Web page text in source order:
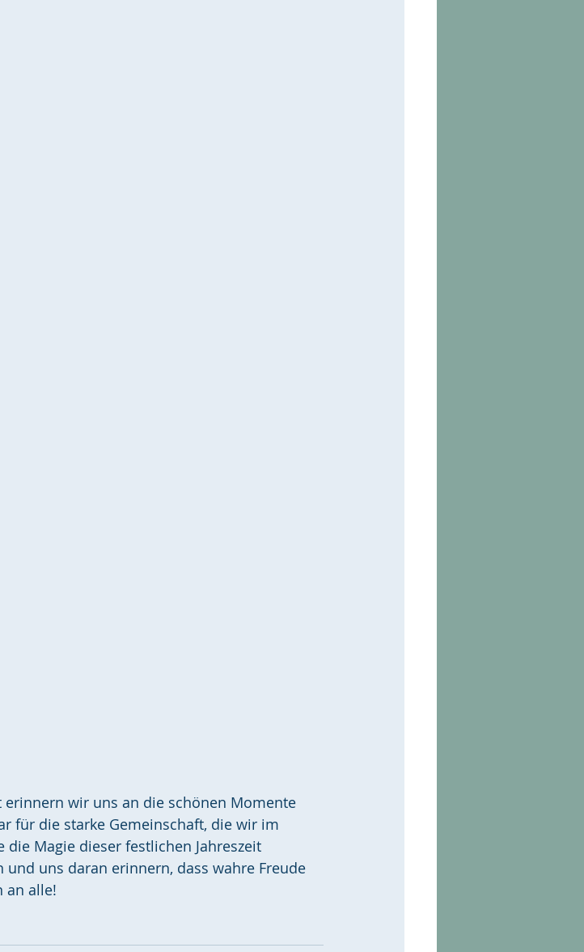
wir uns an die schönen Momente
für die starke Gemeinschaft, die wir im
Magie dieser festlichen Jahreszeit
uns daran erinnern, dass wahre Freude
an alle!